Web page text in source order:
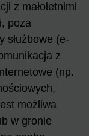
z małoletnimi
poza
służbowe (e-
z
(np.
możliwa
w gronie